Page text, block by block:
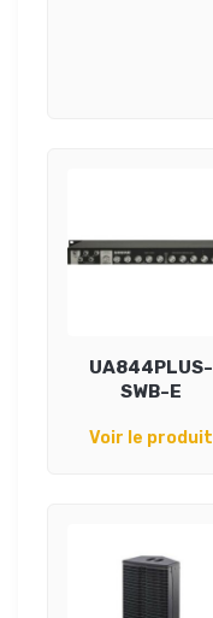
UA844PLUS-
SWB-E
Voir le produit